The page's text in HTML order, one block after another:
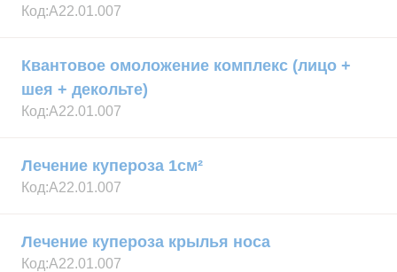
Код:А22.01.007
Квантовое омоложение комплекс (лицо +
шея + декольте)
Код:А22.01.007
Лечение купероза 1см²
Код:А22.01.007
Лечение купероза крылья носа
Код:А22.01.007